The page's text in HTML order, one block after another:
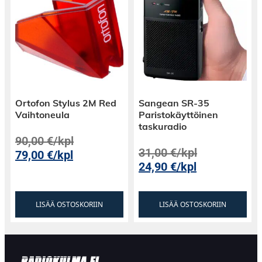
Ortofon Stylus 2M Red
Vaihtoneula
90,00€/kpl
79,00€/kpl
LISÄÄ OSTOSKORIIN
Sangean SR-35
Paristokäyttöinen
taskuradio
31,00€/kpl
24,90€/kpl
LISÄÄ OSTOSKORIIN